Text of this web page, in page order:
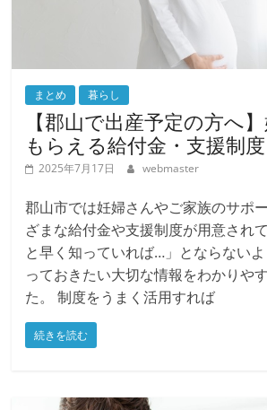
まとめ 暮らし
【郡山で出産予定の方へ】
もらえる給付金・支援制度
郡山市では妊婦さんやご家族のサポ
ざまな給付金や支援制度が用意され
と早く知っていれば…」とならないよ
っておきたい大切な情報をわかりや
た。 制度をうまく活用すれば